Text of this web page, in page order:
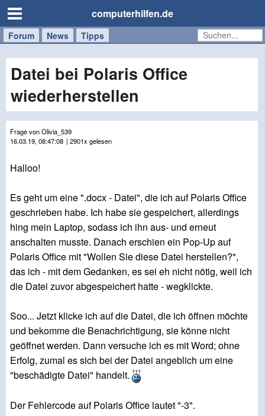
computerhilfen.de
Forum News Tipps
Handy
Tablet
Windows
Mac
Datei bei Polaris Office
wiederherstellen
Frage von Olivia_539
16.03.19, 08:47:08 | 2901x gelesen
Halloo!
Es geht um eine ".docx - Datei", die ich auf Polaris Office
geschrieben habe. Ich habe sie gespeichert, allerdings
hing mein Laptop, sodass ich ihn aus- und erneut
anschalten musste. Danach erschien ein Pop-Up auf
Polaris Office mit "Wollen Sie diese Datei herstellen?",
das ich - mit dem Gedanken, es sei eh nicht nötig, weil ich
die Datei zuvor abgespeichert hatte - wegklickte.
Soo... Jetzt klicke ich auf die Datei, die ich öffnen möchte
und bekomme die Benachrichtigung, sie könne nicht
geöffnet werden. Dann versuche ich es mit Word; ohne
Erfolg, zumal es sich bei der Datei angeblich um eine
"beschädigte Datei" handelt.
Der Fehlercode auf Polaris Office lautet "-3".